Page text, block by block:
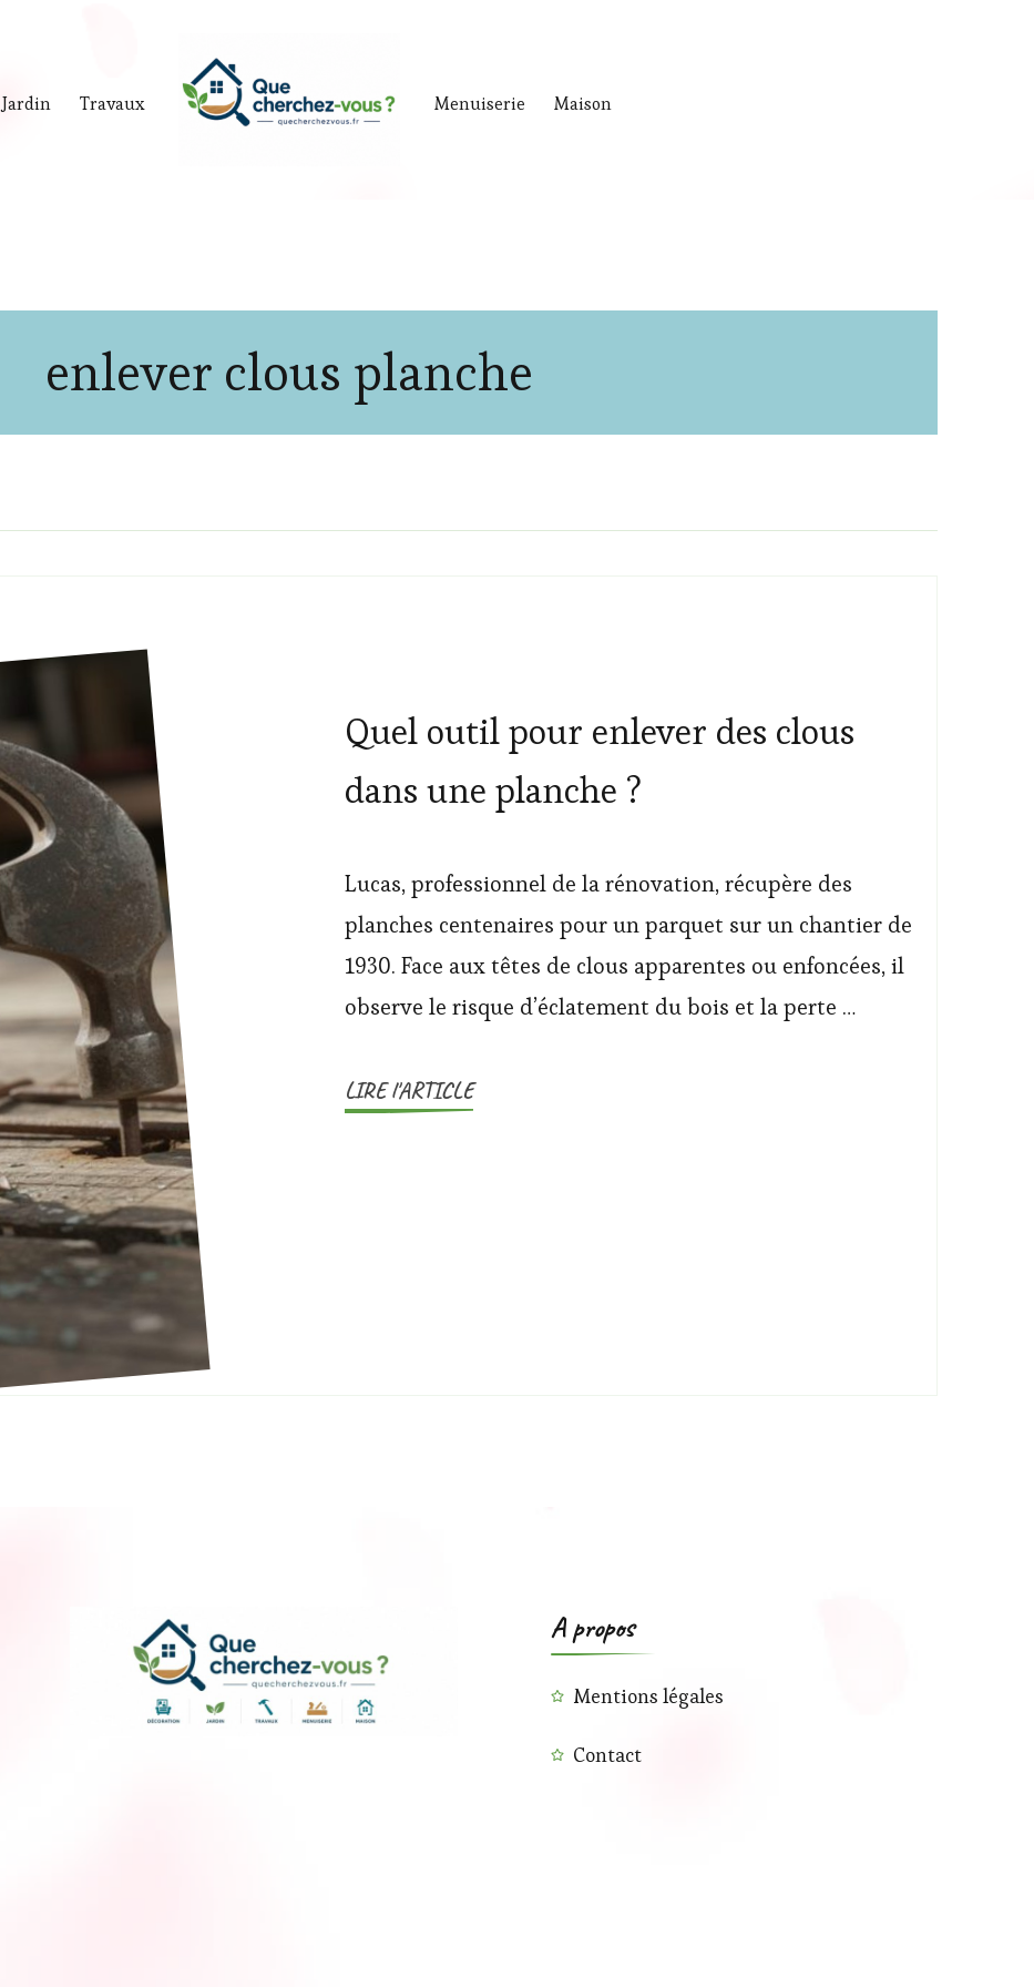
Jardin Travaux Menuiserie Maison
enlever clous planche
Quel outil pour enlever des clous
dans une planche ?
Lucas, professionnel de la rénovation, récupère des
planches centenaires pour un parquet sur un chantier de
1930. Face aux têtes de clous apparentes ou enfoncées, il
observe le risque d’éclatement du bois et la perte …
LIRE l'ARTICLE
A propos
Mentions légales
Contact